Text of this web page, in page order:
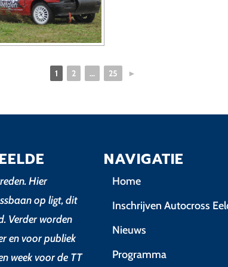
1 2 ... 25 ►
Hier
op ligt, dit
Verder worden
en voor publiek
week voor de TT
NAVIGATIE
Home
Inschrijven Autocross
Nieuws
Programma